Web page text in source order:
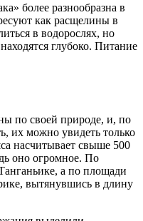
более разнообразна в
как расщелины в
в водорослях, но
глубоко. Питание
по своей природе, и, по
их можно увидеть только
насчитывает свыше 500
оно огромное. По
а по площади
вытянувшись в длину